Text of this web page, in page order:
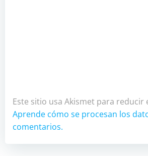
Este sitio usa Akismet para reducir
Aprende cómo se procesan los
comentarios.